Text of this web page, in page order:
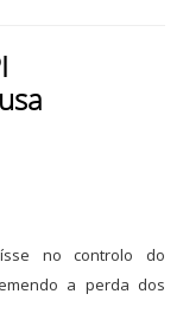
no controlo do
a perda dos